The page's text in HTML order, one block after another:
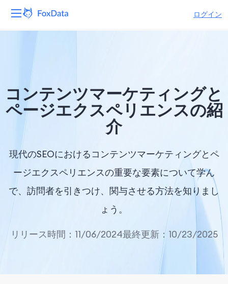
ログイン
ソリューション
価格
会社
コンテンツマーケティングと
ページエクスペリエンスの紹
介
現代のSEOにおけるコンテンツマーケティングとペ
ージエクスペリエンスの重要な要素について学ん
で、訪問者を引きつけ、関与させる方法を知りまし
ょう。
リリース時間：11/06/2024最終更新：10/23/2025